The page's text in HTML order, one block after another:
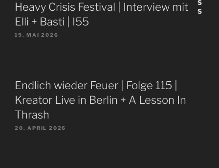
Heavy Crisis Festival | Interview mit
Elli + Basti | I55
19. MAI 2026
Endlich wieder Feuer | Folge 115 |
Kreator Live in Berlin + A Lesson In
Thrash
20. APRIL 2026